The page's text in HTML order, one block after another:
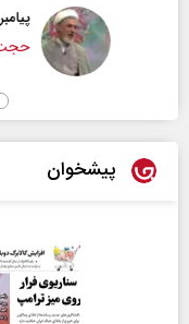
پیامبر
پیشخوان